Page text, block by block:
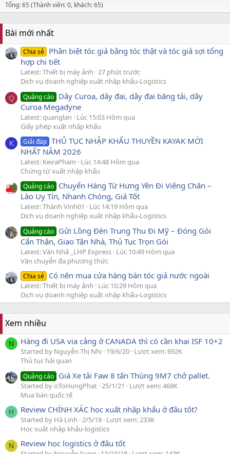
Tổng: 65 (Thành viên: 0, khách: 65)
Bài mới nhất
Chia sẻ Phân biệt tóc giả bằng tóc thật và tóc giả sợi tổng
hợp chi tiết
Latest: Thiết bị máy ảnh 27 phút trước
Dịch vụ doanh nghiệp xuất nhập khẩu-Logistics
Q Quảng cáo Dây Curoa, dây đai, dây đai băng tải, dây
Curoa Megadyne
Latest: quanglan
Lúc 15:03 Hôm qua
Giấy phép xuất nhập khẩu
K Giải đáp THỦ TỤC NHẬP KHẨU THUYỀN KAYAK MỚI
NHẤT NĂM 2026
Latest: KeiraPham
Lúc 14:48 Hôm qua
Chứng từ xuất nhập khẩu
Quảng cáo Chuyển Hàng Từ Hưng Yên Đi Viêng Chăn –
Lào Uy Tín, Nhanh Chóng, Giá Tốt
Latest: Thành Vinh01
Lúc 14:19 Hôm qua
Dịch vụ doanh nghiệp xuất nhập khẩu-Logistics
Quảng cáo Gửi Lồng Đèn Trung Thu Đi Mỹ – Đóng Gói
Cẩn Thận, Giao Tận Nhà, Thủ Tục Trọn Gói
Latest: Văn Nhã _LHP Express Lúc 10:49 Hôm qua
Vận chuyển đa phương thức
Chia sẻ Có nên mua cửa hàng bán tóc giả nước ngoài
Latest: Thiết bị máy ảnh
Lúc 10:29 Hôm qua
Dịch vụ doanh nghiệp xuất nhập khẩu-Logistics
Xem nhiều
N Hàng đi USA via cảng ở CANADA thì có cần khai ISF 10+2
Started by Nguyễn Thị Nhi 19/6/20 Lượt xem: 692K
Thủ tục hải quan
Quảng cáo Giá Xe tải Faw 8 tấn Thùng 9M7 chở pallet.
Started by oToHungPhat 25/1/21
Lượt xem: 468K
Mua bán quốc tế
H Review CHÍNH XÁC học xuất nhập khẩu ở đâu tốt?
Started by Hà Linh 2/5/18 Lượt xem: 233K
Học xuất nhập khẩu-logistics
N Review học logistics ở đâu tốt